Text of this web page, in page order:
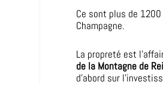
Ce sont plus de
Champagne.
La propreté est
de la Montagne de
d’abord sur